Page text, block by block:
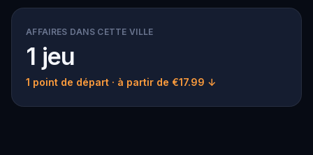
AFFAIRES DANS CETTE VILLE
1 jeu
1 point de départ · à partir de €17.99 ↓